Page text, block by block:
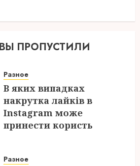
ПРОПУСТИЛИ
Разное
В яких випадках
накрутка лайків в
Instagram може
принести користь
Разное